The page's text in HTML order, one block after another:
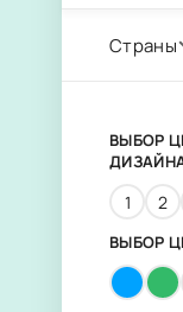
Страны
ВЫБОР
1 2
ВЫБОР